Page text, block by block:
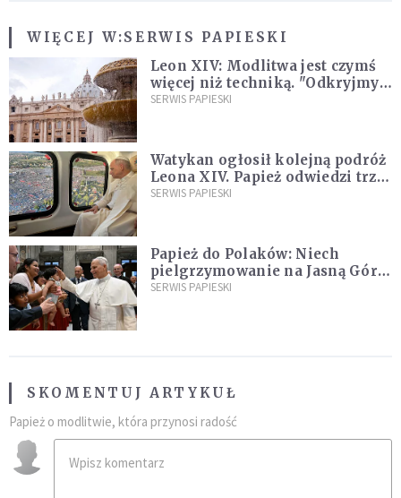
WIĘCEJ W:SERWIS PAPIESKI
Leon XIV: Modlitwa jest czymś
więcej niż techniką. "Odkryjmy
ją na nowo"
SERWIS PAPIESKI
Watykan ogłosił kolejną podróż
Leona XIV. Papież odwiedzi trzy
kraje Ameryki Południowej
SERWIS PAPIESKI
Papież do Polaków: Niech
pielgrzymowanie na Jasną Górę
umocni wiarę i nadzieję
SERWIS PAPIESKI
SKOMENTUJ ARTYKUŁ
Papież o modlitwie, która przynosi radość